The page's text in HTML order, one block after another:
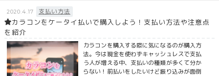
2020.4.17 支払い方法
カラコンをケータイ払いで購入しよう！支払い方法や注意点
を紹介
カラコンを購入する際に気になるのが購入方
法。今は現金を使わずキャッシュレスで支払
う人が増える中、支払いの種類が多くて分か
らない！前払いをしたいけど振り込みが面倒